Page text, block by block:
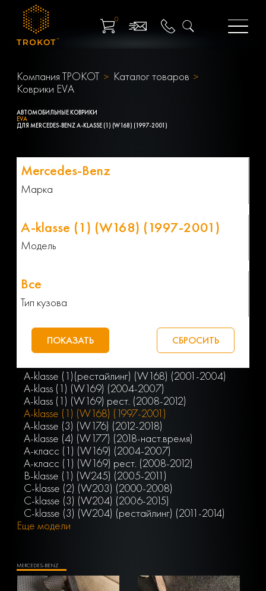
0
Компания ТРОКОТ
Каталог товаров
Коврики EVA
АВТОМОБИЛЬНЫЕ КОВРИКИ
EVA
ДЛЯ MERCEDES-BENZ A-KLASSE (1) (W168) (1997-2001)
Марка
Модель
Тип кузова
A-klasse (1)(рестайлинг) (W168) (2001-2004)
A-klass (1) (W169) (2004-2007)
A-klass (1) (W169) рест. (2008-2012)
A-klasse (1) (W168) (1997-2001)
A-klasse (3) (W176) (2012-2018)
A-klasse (4) (W177) (2018-наст.время)
A-класс (1) (W169) (2004-2007)
A-класс (1) (W169) рест. (2008-2012)
B-klasse (1) (W245) (2005-2011)
C-klasse (2) (W203) (2000-2008)
C-klasse (3) (W204) (2006-2015)
C-klasse (3) (W204) (рестайлинг) (2011-2014)
Еще модели
MERCEDES-BENZ